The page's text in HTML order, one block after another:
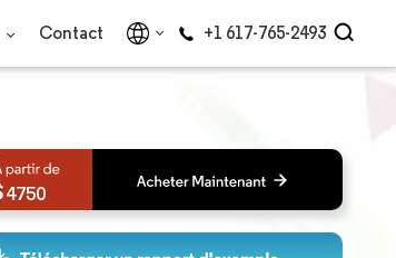
Contact +1 617-765-2493
4750